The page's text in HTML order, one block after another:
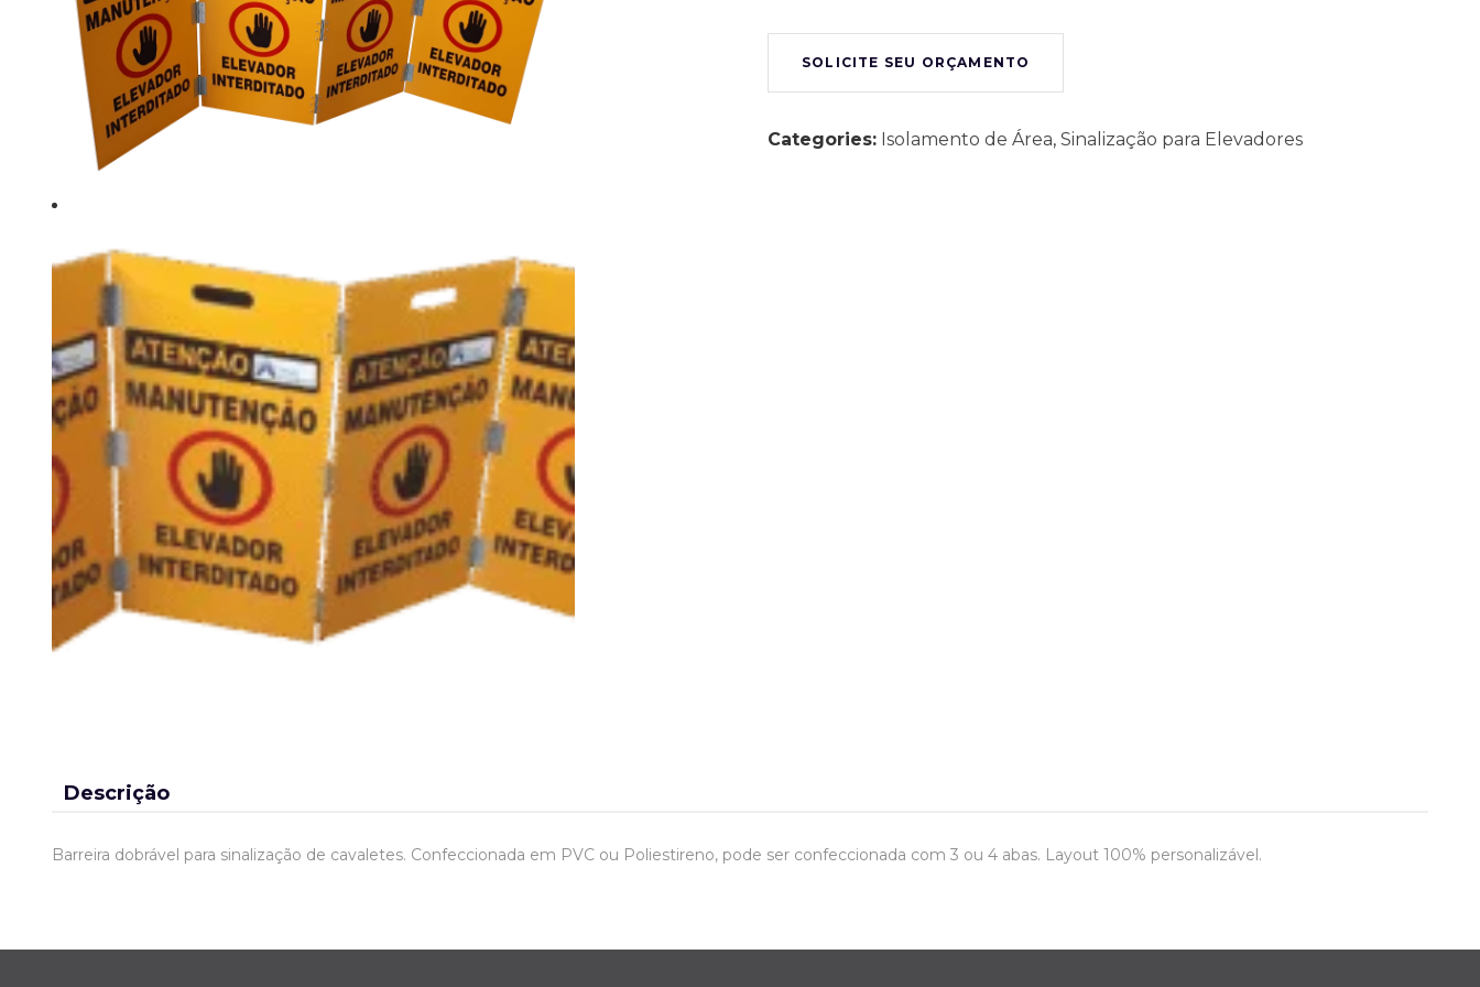
Orçamento
SOLICITE SEU ORÇAMENTO
Categories: Isolamento de Área, Sinalização para Elevadores
Descrição
Barreira dobrável para sinalização de cavaletes. Confeccionada em PVC ou Poliestireno, pode ser confeccionada com 3 ou 4 abas. Layout 100% personalizável.